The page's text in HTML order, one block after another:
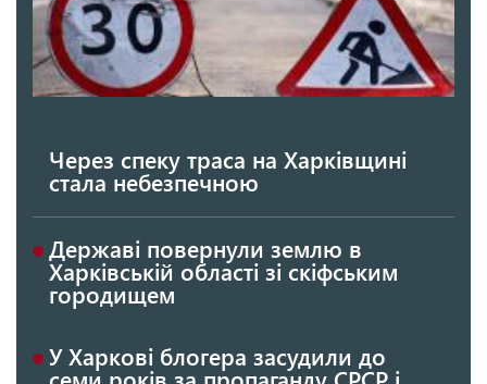
Через спеку траса на Харківщині
стала небезпечною
Державі повернули землю в
Харківській області зі скіфським
городищем
У Харкові блогера засудили до